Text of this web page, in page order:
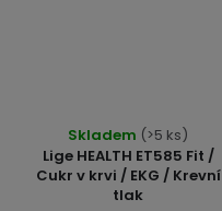
Lige HEALTH ET585 Fit /
Cukr v krvi / EKG / Krevní
tlak
hodnocení
produktu
je
Skladem (>5 ks)